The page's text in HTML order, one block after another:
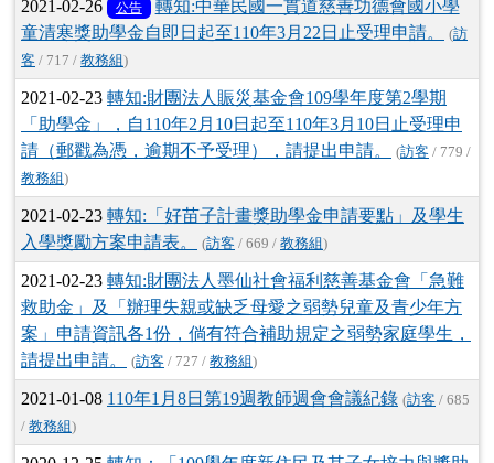
2021-02-26 公告
轉知:中華民國一貫道慈善功德會國小學
童清寒獎助學金自即日起至110年3月22日止受理申請。
(訪
客 / 717 / 教務組)
2021-02-23 轉知:財團法人賑災基金會109學年度第2學期
「助學金」，自110年2月10日起至110年3月10日止受理申
請（郵戳為憑，逾期不予受理），請提出申請。
(訪客 / 779 /
教務組)
2021-02-23 轉知:「好苗子計畫獎助學金申請要點」及學生
入學獎勵方案申請表。
(訪客 / 669 / 教務組)
2021-02-23 轉知:財團法人墨仙社會福利慈善基金會「急難
救助金」及「辦理失親或缺乏母愛之弱勢兒童及青少年方
案」申請資訊各1份，倘有符合補助規定之弱勢家庭學生，
請提出申請。
(訪客 / 727 / 教務組)
2021-01-08 110年1月8日第19週教師週會會議紀錄 (訪客 / 685
/ 教務組)